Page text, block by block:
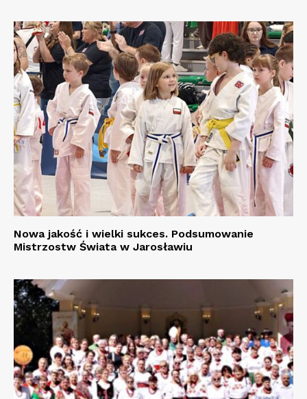
Nowa jakość i wielki sukces. Podsumowanie
Mistrzostw Świata w Jarosławiu